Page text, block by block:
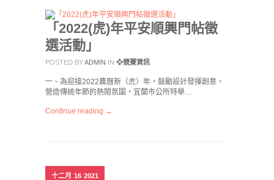
「2022(虎)年平安順興門帖徵
選活動」
POSTED BYADMIN IN ❖競賽資訊
一、為迎接2022農曆新（虎）年，鼓勵設計發揮創意，
營造傳統年節的熱鬧氛圍，宜蘭市公所特舉…
Continue reading →
十二月 16 2021